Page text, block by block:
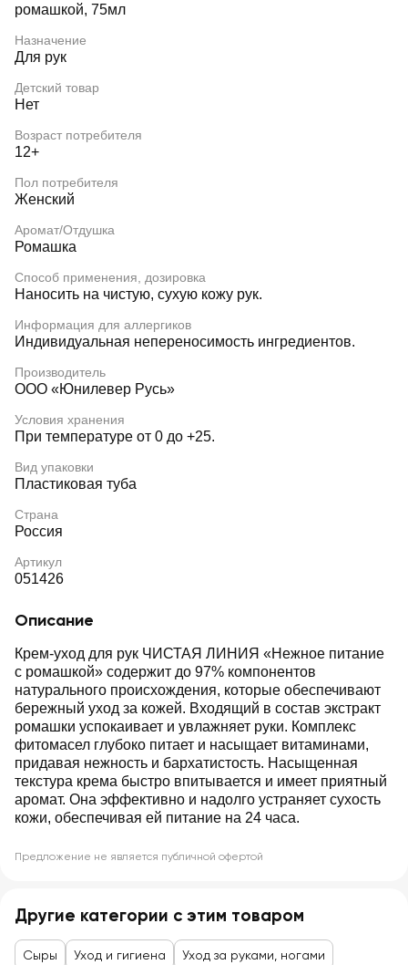
ромашкой, 75мл
Назначение
Для рук
Детский товар
Нет
Возраст потребителя
12+
Пол потребителя
Женский
Аромат/Отдушка
Ромашка
Способ применения, дозировка
Наносить на чистую, сухую кожу рук.
Информация для аллергиков
Индивидуальная непереносимость ингредиентов.
Производитель
ООО «Юнилевер Русь»
Условия хранения
При температуре от 0 до +25.
Вид упаковки
Пластиковая туба
Страна
Россия
Артикул
051426
Описание
Крем-уход для рук ЧИСТАЯ ЛИНИЯ «Нежное питание
с ромашкой» содержит до 97% компонентов
натурального происхождения, которые обеспечивают
бережный уход за кожей. Входящий в состав экстракт
ромашки успокаивает и увлажняет руки. Комплекс
фитомасел глубоко питает и насыщает витаминами,
придавая нежность и бархатистость. Насыщенная
текстура крема быстро впитывается и имеет приятный
аромат. Она эффективно и надолго устраняет сухость
кожи, обеспечивая ей питание на 24 часа.
Предложение не является публичной офертой
Другие категории с этим товаром
Сыры Уход и гигиена Уход за руками, ногами